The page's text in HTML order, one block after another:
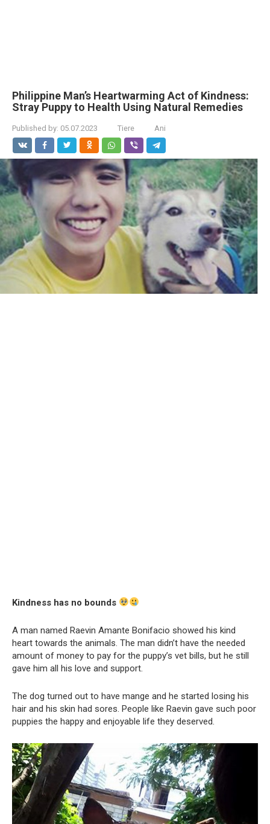
Philippine Man’s Heartwarming Act of Kindness:
Stray Puppy to Health Using Natural Remedies
Published by: 05.07.2023 Tiere Ani
Kindness has no bounds
A man named Raevin Amante Bonifacio showed his kind
heart towards the animals. The man didn’t have the needed
amount of money to pay for the puppy’s vet bills, but he still
gave him all his love and support.
The dog turned out to have mange and he started losing his
hair and his skin had sores. People like Raevin gave such poor
puppies the happy and enjoyable life they deserved.